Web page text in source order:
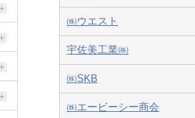
㈱ウエスト
宇佐美工業㈱
㈱SKB
㈱エービーシー商会